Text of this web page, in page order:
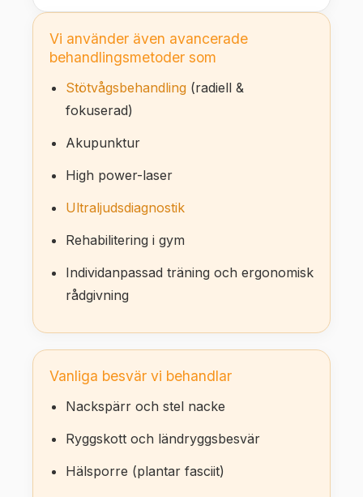
Vi använder även avancerade
behandlingsmetoder som
Stötvågsbehandling (radiell &
fokuserad)
Akupunktur
High power-laser
Ultraljudsdiagnostik
Rehabilitering i gym
Individanpassad träning och ergonomisk
rådgivning
Vanliga besvär vi behandlar
Nackspärr och stel nacke
Ryggskott och ländryggsbesvär
Hälsporre (plantar fasciit)